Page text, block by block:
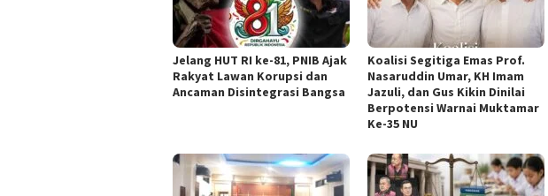
Jelang HUT RI ke-81, PNIB Ajak
Rakyat Lawan Korupsi dan
Ancaman Disintegrasi Bangsa
Koalisi Segitiga Emas Prof.
Nasaruddin Umar, KH Imam
Jazuli, dan Gus Kikin Dinilai
Berpotensi Warnai Muktamar
Ke-35 NU